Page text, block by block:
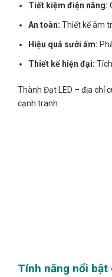
Tiết kiệm điện năng:
An toàn: Thiết kế âm
Hiệu quả sưởi ấm:
Thiết kế hiện đại:
Thành Đạt LED – địa chỉ
cạnh tranh.
Tính năng nổi